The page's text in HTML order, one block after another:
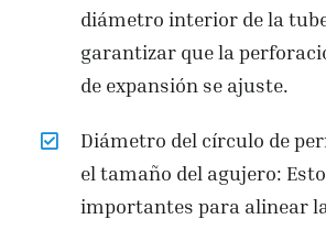
diámetro interior de la
garantizar que la
de expansión se ajuste.
Diámetro del círculo de
el tamaño del agujero:
importantes para alinear